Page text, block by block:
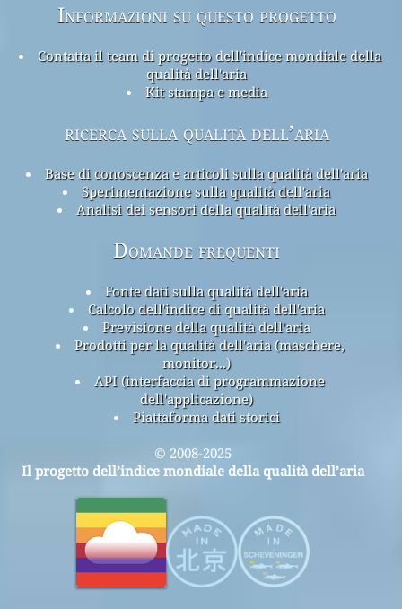
Informazioni su questo progetto
Contatta il team di progetto dell'indice mondiale della
qualità dell'aria
Kit stampa e media
ricerca sulla qualità dell’aria
Base di conoscenza e articoli sulla qualità dell'aria
Sperimentazione sulla qualità dell'aria
Analisi dei sensori della qualità dell'aria
Domande frequenti
Fonte dati sulla qualità dell'aria
Calcolo dell'indice di qualità dell'aria
Previsione della qualità dell'aria
Prodotti per la qualità dell'aria (maschere,
monitor...)
API (interfaccia di programmazione
dell'applicazione)
Piattaforma dati storici
© 2008-2025
Il progetto dell’indice mondiale della qualità dell’aria